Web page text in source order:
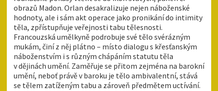
obrazů Madon. Orlan desakralizuje nejen náboženské
hodnoty, ale i sám akt operace jako pronikání do intimity
těla, zpřístupňuje veřejnosti tabu tělesnosti.
Francouzská umělkyně podrobuje své tělo svérázným
mukám, činí z něj plátno – místo dialogu s křesťanským
náboženstvím i s různým chápáním statutu těla
v dějinách umění. Zaměřuje se přitom zejména na barokní
umění, neboť právě v baroku je tělo ambivalentní, stává
se tělem zatíženým tabu a zároveň předmětem uctívání.